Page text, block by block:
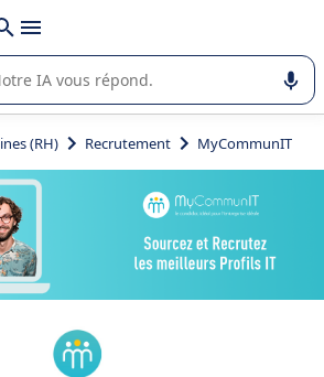
avec
dans l'utilisation ou la sélection de
(RH) Recrutement MyCommunIT